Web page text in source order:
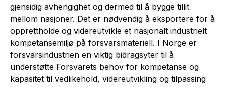
gjensidig avhengighet og dermed til å bygge tillit
mellom nasjoner. Det er nødvendig å eksportere for å
opprettholde og videreutvikle et nasjonalt industrielt
kompetansemiljø på forsvarsmateriell. I Norge er
forsvarsindustrien en viktig bidragsyter til å
understøtte Forsvarets behov for kompetanse og
kapasitet til vedlikehold, videreutvikling og tilpassing